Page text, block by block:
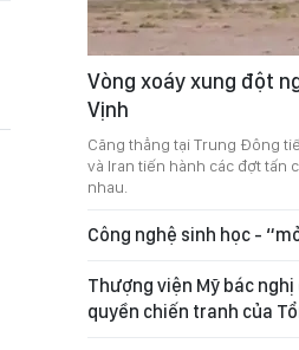
Vòng xoáy xung đột
Vịnh
Căng thẳng tại Trung Đông
và Iran tiến hành các đợt tấn
nhau.
Công nghệ sinh học -
Thượng viện Mỹ bác
quyền chiến tranh của